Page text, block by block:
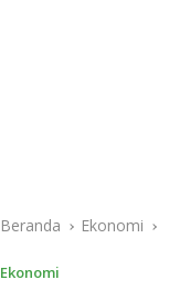
Beranda Ekonomi
Ekonomi